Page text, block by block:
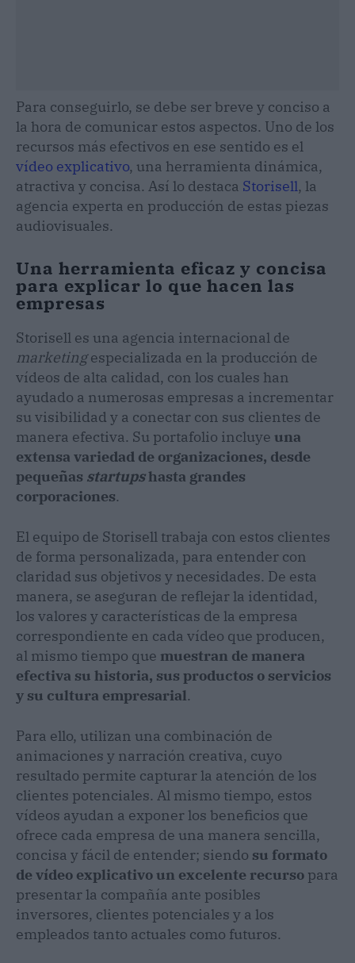
Para conseguirlo, se debe ser breve y conciso a
la hora de comunicar estos aspectos. Uno de los
recursos más efectivos en ese sentido es el
vídeo explicativo, una herramienta dinámica,
atractiva y concisa. Así lo destaca Storisell, la
agencia experta en producción de estas piezas
audiovisuales.
Una herramienta eficaz y concisa
para explicar lo que hacen las
empresas
Storisell es una agencia internacional de
marketingespecializada en la producción de
vídeos de alta calidad, con los cuales han
ayudado a numerosas empresas a incrementar
su visibilidad y a conectar con sus clientes de
manera efectiva. Su portafolio incluye una
extensa variedad de organizaciones, desde
pequeñas startupshasta grandes
corporaciones.
El equipo de Storisell trabaja con estos clientes
de forma personalizada, para entender con
claridad sus objetivos y necesidades. De esta
manera, se aseguran de reflejar la identidad,
los valores y características de la empresa
correspondiente en cada vídeo que producen,
al mismo tiempo que muestran de manera
efectiva su historia, sus productos o servicios
y su cultura empresarial.
Para ello, utilizan una combinación de
animaciones y narración creativa, cuyo
resultado permite capturar la atención de los
clientes potenciales. Al mismo tiempo, estos
vídeos ayudan a exponer los beneficios que
ofrece cada empresa de una manera sencilla,
concisa y fácil de entender; siendo su formato
de vídeo explicativo un excelente recurso para
presentar la compañía ante posibles
inversores, clientes potenciales y a los
empleados tanto actuales como futuros.